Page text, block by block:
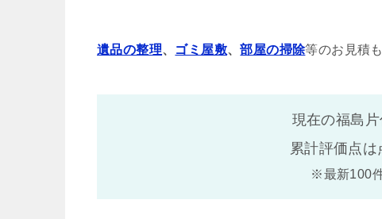
遺品の整理、 ゴミ屋敷、部屋の掃除等のお見積
現在の福島
累計評価点は
※最新100